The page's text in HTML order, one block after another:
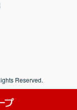
Reserved.